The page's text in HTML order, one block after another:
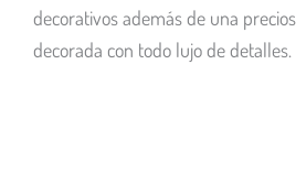
decorativos además de una
decorada con todo lujo de detalles.